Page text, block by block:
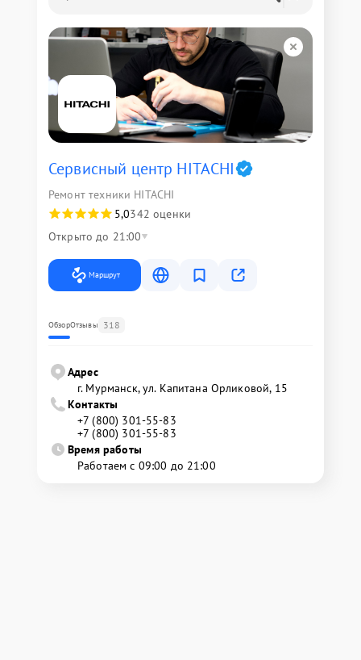
Сервисный центр HITACHI
Ремонт техники HITACHI
5,0342 оценки
Открыто до 21:00
Маршрут
ОбзорОтзывы 318
Адрес
г. Мурманск, ул. Капитана Орликовой, 15
Контакты
+7 (800) 301-55-83
+7 (800) 301-55-83
Время работы
Работаем с 09:00 до 21:00